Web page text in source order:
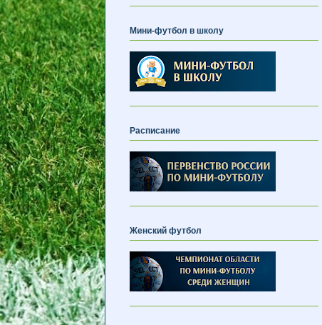
Мини-футбол в школу
Расписание
Женский футбол